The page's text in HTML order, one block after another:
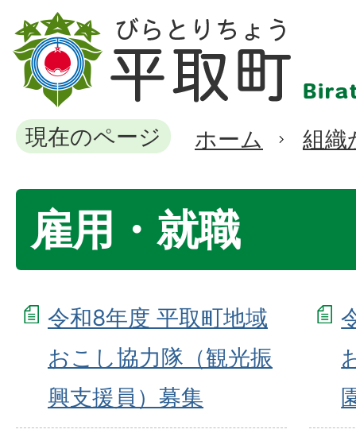
現在のページ ホーム 組織
雇用・就職
令和8年度 平取町地域
おこし協力隊（観光振
興支援員）募集